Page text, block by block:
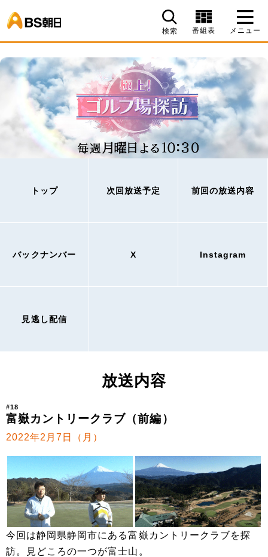
検索 番組表 メニュー
トップ 次回放送予定 前回の放送内容
バックナンバー X Instagram
見逃し配信
放送内容
#18
富嶽カントリークラブ（前編）
2022年2月7日（月）
今回は静岡県静岡市にある富嶽カントリークラブを探
訪。見どころの一つが富士山。